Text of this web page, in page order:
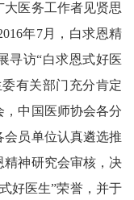
大医务工作者见贤思
年7月，白求恩精
寻访“白求恩式好医
有关部门充分肯定
，中国医师协会各分
员单位认真遴选推
精神研究会审核，决
好医生”荣誉，并于